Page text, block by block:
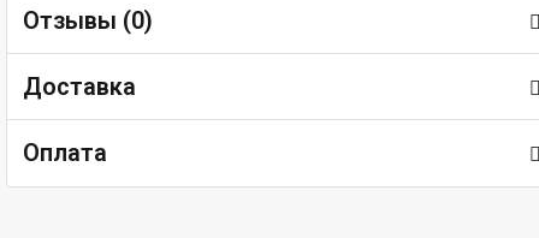
Отзывы (0)
Доставка
Оплата